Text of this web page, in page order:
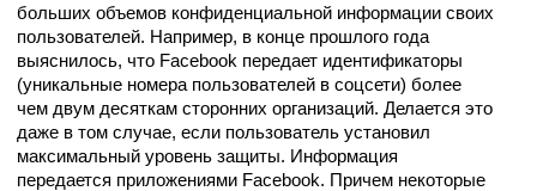
больших объемов конфиденциальной информации своих
пользователей. Например, в конце прошлого года
выяснилось, что Facebook передает идентификаторы
(уникальные номера пользователей в соцсети) более
чем двум десяткам сторонних организаций. Делается это
даже в том случае, если пользователь установил
максимальный уровень защиты. Информация
передается приложениями Facebook. Причем некоторые